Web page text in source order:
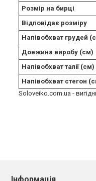
Розмір на бирці
Відповідає розміру
Напівобхват грудей
Довжина виробу (см)
Напівобхват талії (см)
Напівобхват стегон
Soloveiko.com.ua -